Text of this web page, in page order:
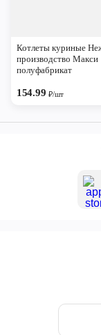
Ярославль
Котлеты куриные
производство Макси
полуфабрикат
154.99 ₽/шт